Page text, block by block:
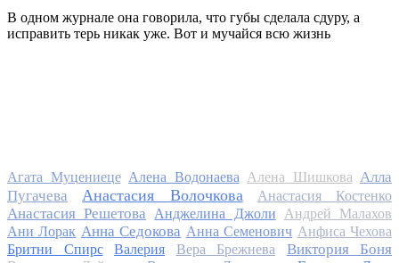
В одном журнале она говорила, что губы сделала сдуру, а
исправить терь никак уже. Вот и мучайся всю жизнь
Агата Муцениеце Алена Водонаева Алена Шишкова Алла
Пугачева
Анастасия Волочкова Анастасия Костенко
Анастасия Решетова Анджелина Джоли
Андрей Малахов
Ани Лорак Анна Седокова Анна Семенович Анфиса Чехова
Бритни Спирс
Валерия Вера Брежнева Виктория Боня